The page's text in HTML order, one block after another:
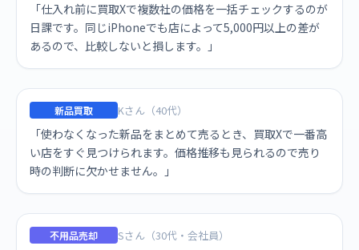
「仕入れ前に買取Xで複数社の価格を一括チェックするのが
日課です。同じiPhoneでも店によって5,000円以上の差が
あるので、比較しないと損します。」
新品買取 Kさん（40代）
「使わなくなった新品をまとめて売るとき、買取Xで一番高
い店をすぐ見つけられます。価格推移も見られるので売り
時の判断に欠かせません。」
不用品売却 Sさん（30代・会社員）